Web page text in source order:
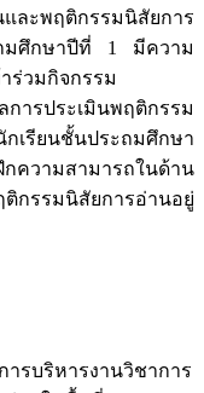
ะพฤติกรรมนิสัยการ
มศึกษาปีที่ 1 มีความ
ร่วมกิจกรรม
ารประเมินพฤติกรรม
กเรียนชั้นประถมศึกษา
ความสามารถในด้าน
ติกรรมนิสัยการอ่านอยู่
ารบริหารงานวิชาการ